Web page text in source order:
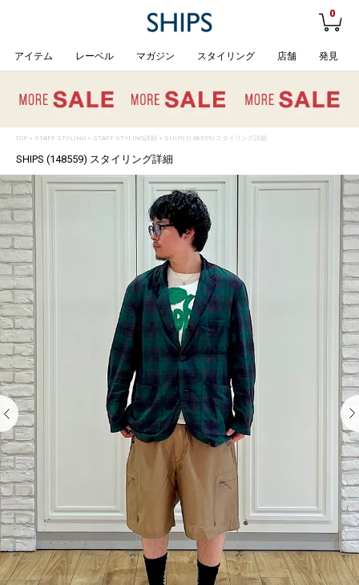
0
アイテム レーベル マガジン スタイリング 店舗 発見
TOP> STAFF STYLING> STAFF STYLING詳細 > SHIPS (148559) スタイリング詳細
SHIPS (148559) スタイリング詳細